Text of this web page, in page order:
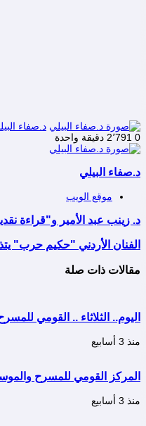
د.صفاء
0
دقيقة واحدة
د.صفاء البيلي
موقع الويب
د. زينب عبد الأمير و"قراءة
الفنان الأردني "حكيم حرب"
مقالات ذات صلة
اليوم.. الثلاثاء .. القومي
منذ 3 أسابيع
المركز القومي للمسرح
منذ 3 أسابيع